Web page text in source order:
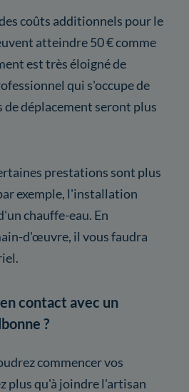
coûts additionnels pour le
atteindre 50 € comme
est très éloigné de
qui s'occupe de
de déplacement seront plus
prestations sont plus
exemple, l'installation
chauffe-eau. En
d'œuvre, il vous faudra
contact avec un
?
commencer vos
plus qu'à joindre l'artisan